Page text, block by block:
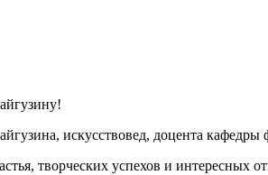
искусствовед, доцента
творческих успехов и интересных